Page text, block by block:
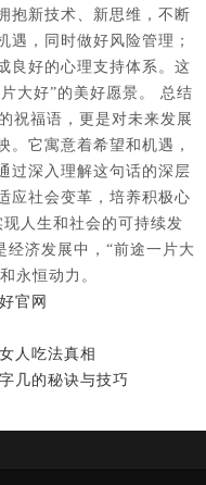
抱新技术、新思维，不断
遇，同时做好风险管理；
良好的心理支持体系。这
大好”的美好愿景。 总结
祝福语，更是对未来发展
。它寓意着希望和机遇，
过深入理解这句话的深层
应社会变革，培养积极心
人生和社会的可持续发
经济发展中，“前途一片大
永恒动力。
官网
人吃法真相
几的秘诀与技巧